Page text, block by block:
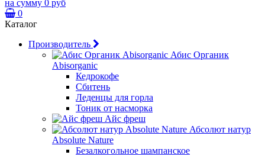
на сумму 0 руб
0
Каталог
Производитель
Абис Органик
Abisorganic
Кедрокофе
Сбитень
Леденцы для горла
Тоник от насморка
Айс фреш
Абсолют натур
Absolute Nature
Безалкогольное шампанское